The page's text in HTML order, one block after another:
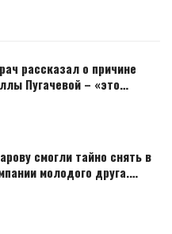
рассказал о причине
Пугачевой – «это…
смогли тайно снять в
молодого друга.…